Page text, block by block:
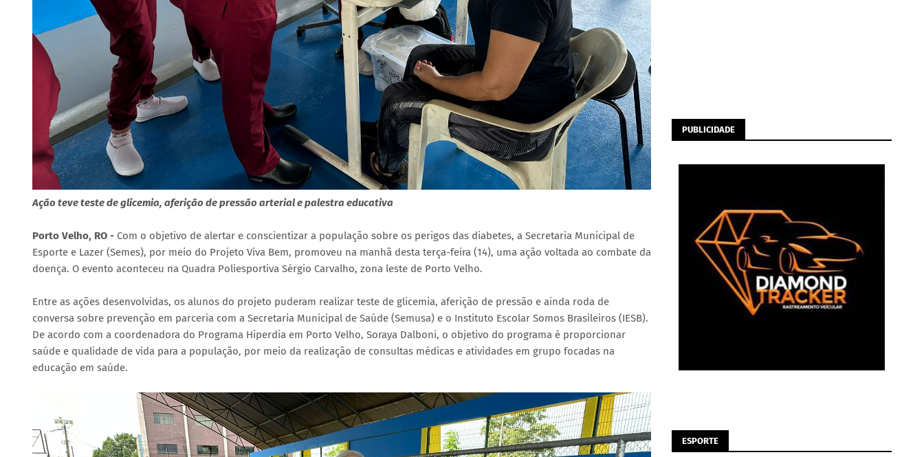
Ação teve teste de glicemia, aferição de pressão arterial e palestra educativa
Porto Velho, RO - Com o objetivo de alertar e conscientizar a população sobre os perigos das diabetes, a Secretaria Municipal de
Esporte e Lazer (Semes), por meio do Projeto Viva Bem, promoveu na manhã desta terça-feira (14), uma ação voltada ao combate da
doença. O evento aconteceu na Quadra Poliesportiva Sérgio Carvalho, zona leste de Porto Velho.
Entre as ações desenvolvidas, os alunos do projeto puderam realizar teste de glicemia, aferição de pressão e ainda roda de
conversa sobre prevenção em parceria com a Secretaria Municipal de Saúde (Semusa) e o Instituto Escolar Somos Brasileiros (IESB).
De acordo com a coordenadora do Programa Hiperdia em Porto Velho, Soraya Dalboni, o objetivo do programa é proporcionar
saúde e qualidade de vida para a população, por meio da realização de consultas médicas e atividades em grupo focadas na
educação em saúde.
PUBLICIDADE
ESPORTE